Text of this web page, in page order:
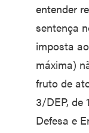
entender
sentença
imposta
máxima)
fruto de
3/DEP, de
Defesa e